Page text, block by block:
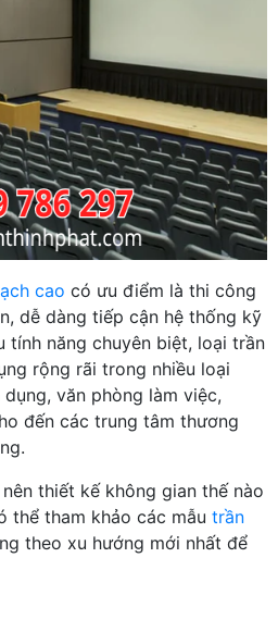
cao có ưu điểm là thi công
dễ dàng tiếp cận hệ thống kỹ
tính năng chuyên biệt, loại trần
rộng rãi trong nhiều loại
văn phòng làm việc,
đến các trung tâm thương
thiết kế không gian thế nào
thể tham khảo các mẫu trần
theo xu hướng mới nhất để